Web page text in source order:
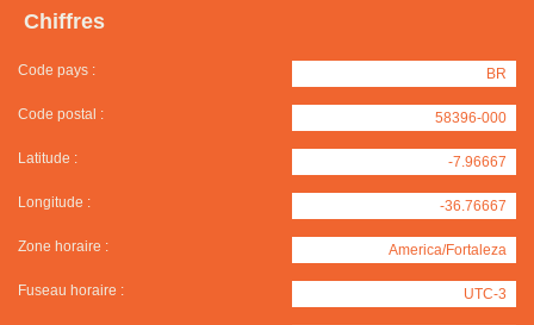
Chiffres
Code pays : BR
Code postal : 58396-000
Latitude : -7.96667
Longitude : -36.76667
Zone horaire : America/Fortaleza
Fuseau horaire : UTC-3